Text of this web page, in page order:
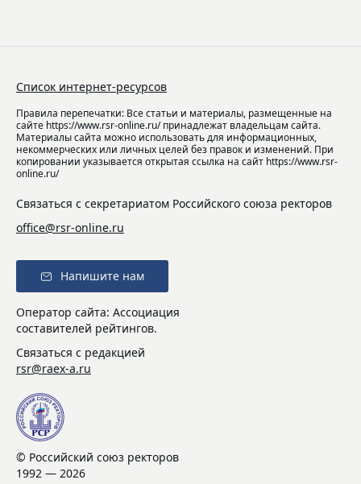
Список интернет-ресурсов
Правила перепечатки: Все статьи и материалы, размещенные на
сайте https://www.rsr-online.ru/ принадлежат владельцам сайта.
Материалы сайта можно использовать для информационных,
некоммерческих или личных целей без правок и изменений. При
копировании указывается открытая ссылка на сайт https://www.rsr-
online.ru/
Связаться с секретариатом Российского союза ректоров
office@rsr-online.ru
Напишите нам
Оператор сайта: Ассоциация
составителей рейтингов.
Связаться с редакцией
rsr@raex-a.ru
© Российский союз ректоров
1992 — 2026